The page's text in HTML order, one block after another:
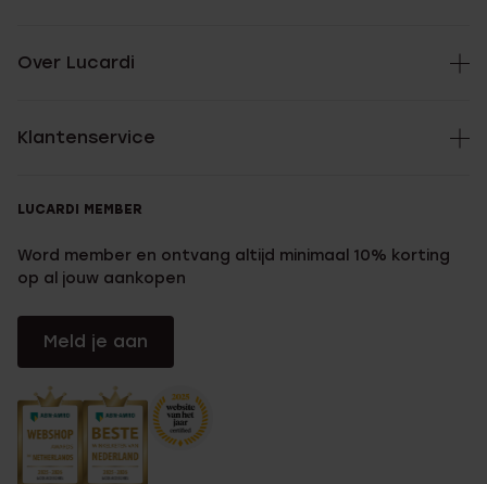
Over Lucardi
Klantenservice
LUCARDI MEMBER
Word member en ontvang altijd minimaal 10% korting
op al jouw aankopen
Meld je aan